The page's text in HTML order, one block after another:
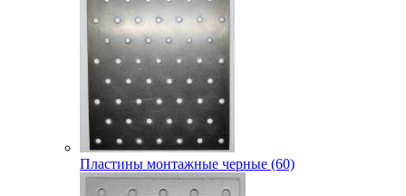
Пластины монтажные черные (60)